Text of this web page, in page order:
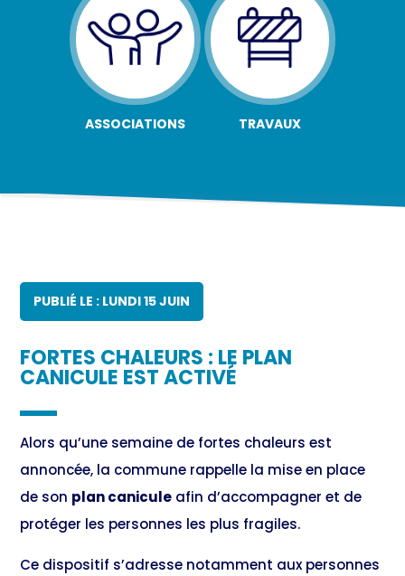
ASSOCIATIONS TRAVAUX
PUBLIÉ LE : LUNDI 15 JUIN
FORTES CHALEURS : LE PLAN
CANICULE EST ACTIVÉ
Alors qu’une semaine de fortes chaleurs est
annoncée, la commune rappelle la mise en place
de son plan canicule afin d’accompagner et de
protéger les personnes les plus fragiles.
Ce dispositif s’adresse notamment aux personnes